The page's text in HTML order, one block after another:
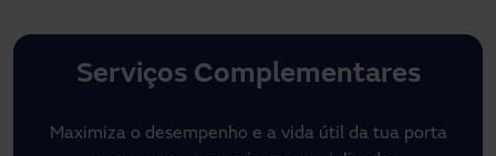
Serviços Complementares
Maximiza o desempenho e a vida útil da tua porta